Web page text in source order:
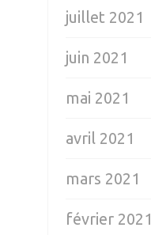
juillet 2021
juin 2021
mai 2021
avril 2021
mars 2021
février 2021